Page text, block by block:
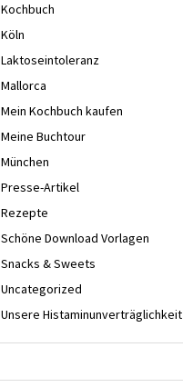
Kochbuch
Köln
Laktoseintoleranz
Mallorca
Mein Kochbuch kaufen
Meine Buchtour
München
Presse-Artikel
Rezepte
Schöne Download Vorlagen
Snacks & Sweets
Uncategorized
Unsere Histaminunverträglichkeit